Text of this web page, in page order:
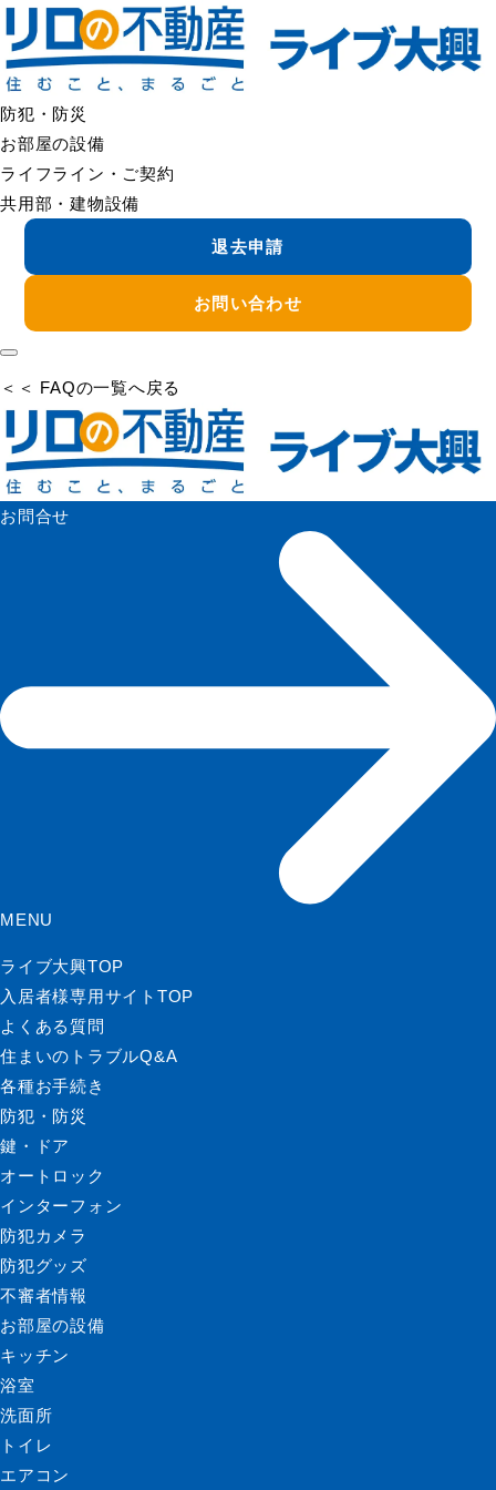
防犯・防災
お部屋の設備
ライフライン・ご契約
共用部・建物設備
退去申請
お問い合わせ
＜＜ FAQの一覧へ戻る
蛇口から水が漏れる
蛇口からの水漏れは、パッキンや部品の劣化、接続部のゆるみ
などが原因のことがあります。
被害拡大を防ぐため、可能であれば使用を控え、状況を管理会
社へご連絡ください。
ご連絡時にあると助かる情報
・どこから漏れているか（吐水口／根元／ハンドル付近 など）
・常時漏れるか／使用時のみか
・漏れ方（ポタポタ／じわじわ／勢いよく）
＜＜ FAQの一覧へ戻る
お問合せ
MENU
ライブ大興TOP
入居者様専用サイトTOP
よくある質問
住まいのトラブルQ&A
各種お手続き
防犯・防災
鍵・ドア
オートロック
インターフォン
防犯カメラ
防犯グッズ
不審者情報
お部屋の設備
キッチン
浴室
洗面所
トイレ
エアコン